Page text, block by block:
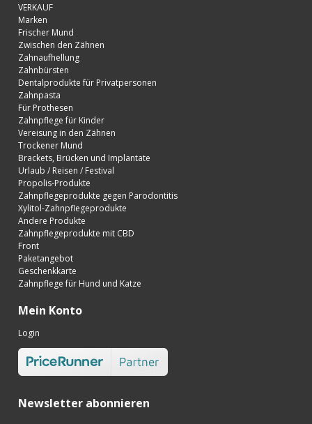
VERKAUF
Marken
Frischer Mund
Zwischen den Zähnen
Zahnaufhellung
Zahnbürsten
Dentalprodukte für Privatpersonen
Zahnpasta
Für Prothesen
Zahnpflege für Kinder
Vereisung in den Zähnen
Trockener Mund
Brackets, Brücken und Implantate
Urlaub / Reisen / Festival
Propolis-Produkte
Zahnpflegeprodukte gegen Parodontitis
Xylitol-Zahnpflegeprodukte
Andere Produkte
Zahnpflegeprodukte mit CBD
Front
Paketangebot
Geschenkkarte
Zahnpflege für Hund und Katze
Mein Konto
Login
Newsletter abonnieren